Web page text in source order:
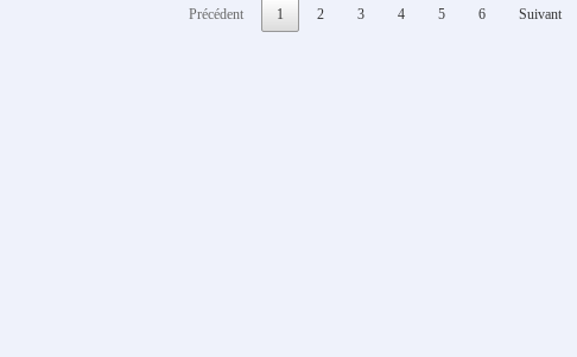
Précédent 1 2 3 4 5 6 Suivant